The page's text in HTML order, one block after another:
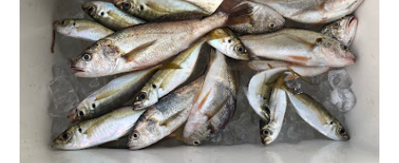
Recruit Link